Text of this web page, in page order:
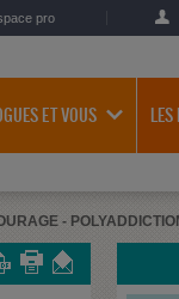
pro
ET VOUS
-